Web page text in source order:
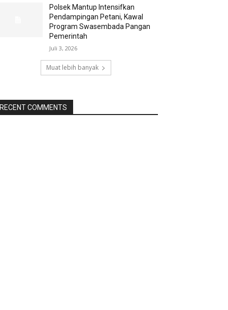
Polsek Mantup Intensifkan
Pendampingan Petani, Kawal
Program Swasembada Pangan
Pemerintah
Juli 3, 2026
Muat lebih banyak
RECENT COMMENTS